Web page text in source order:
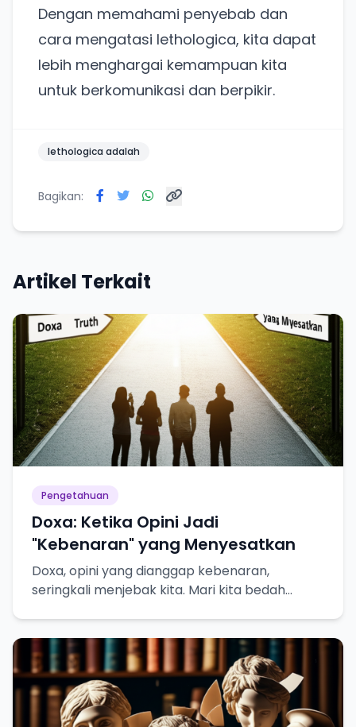
Dengan memahami penyebab dan
cara mengatasi lethologica, kita dapat
lebih menghargai kemampuan kita
untuk berkomunikasi dan berpikir.
lethologica adalah
Bagikan:
Artikel Terkait
Pengetahuan
Doxa: Ketika Opini Jadi
"Kebenaran" yang Menyesatkan
Doxa, opini yang dianggap kebenaran,
seringkali menjebak kita. Mari kita bedah